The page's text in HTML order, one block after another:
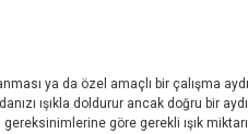
ya da özel amaçlı bir çalışma
ışıkla doldurur ancak doğru bir
göre gerekli ışık